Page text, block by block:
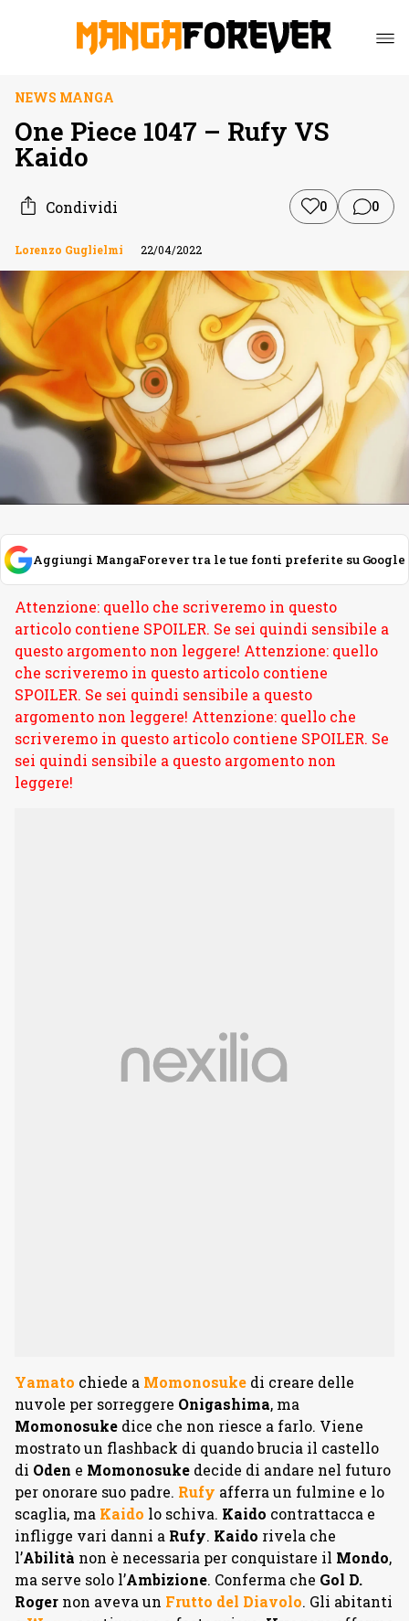
NEWS MANGA
One Piece 1047 – Rufy VS
Kaido
Condividi 0 0
Lorenzo Guglielmi 22/04/2022
Aggiungi MangaForever tra le tue fonti preferite su Google
Attenzione: quello che scriveremo in questo
articolo contiene SPOILER. Se sei quindi sensibile a
questo argomento non leggere! Attenzione: quello
che scriveremo in questo articolo contiene
SPOILER. Se sei quindi sensibile a questo
argomento non leggere! Attenzione: quello che
scriveremo in questo articolo contiene SPOILER. Se
sei quindi sensibile a questo argomento non
leggere!
Yamato chiede a Momonosuke di creare delle
nuvole per sorreggere Onigashima, ma
Momonosuke dice che non riesce a farlo. Viene
mostrato un flashback di quando brucia il castello
di Oden e Momonosuke decide di andare nel futuro
per onorare suo padre. Rufy afferra un fulmine e lo
scaglia, ma Kaido lo schiva. Kaido contrattacca e
infligge vari danni a Rufy. Kaido rivela che
l’Abilità non è necessaria per conquistare il Mondo,
ma serve solo l’Ambizione. Conferma che Gol D.
Roger non aveva un Frutto del Diavolo. Gli abitanti